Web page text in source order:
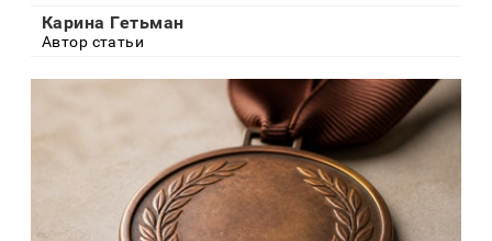
Карина Гетьман
Автор статьи